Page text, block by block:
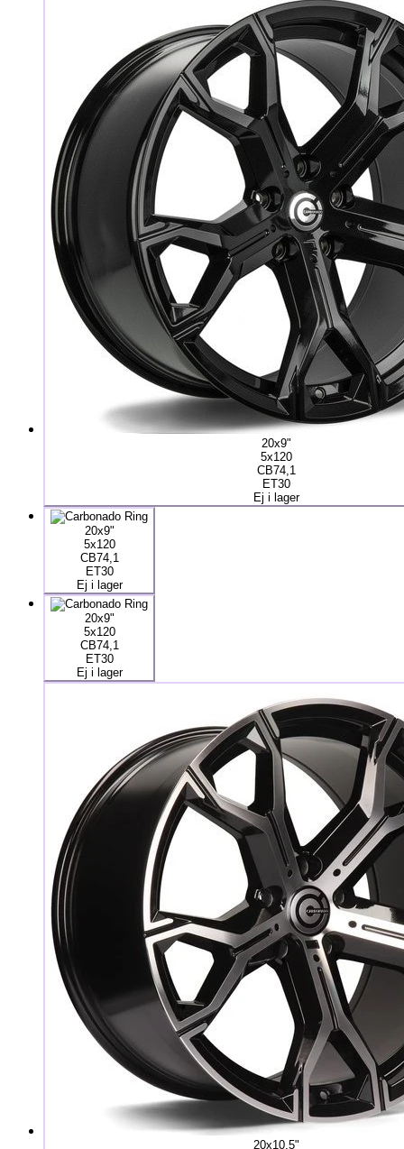
20x9"
5x120
CB74,1
ET30
Ej i lager
20x9"
5x120
CB74,1
ET30
Ej i lager
20x9"
5x120
CB74,1
ET30
Ej i lager
20x10,5"